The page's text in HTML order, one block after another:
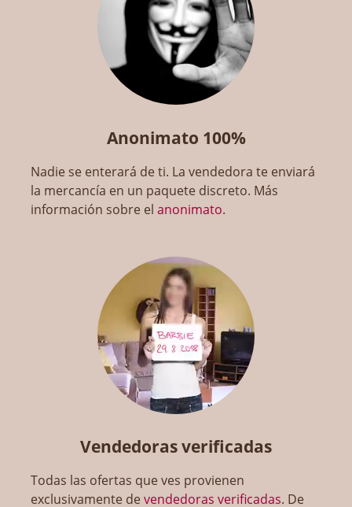
Anonimato 100%
Nadie se enterará de ti. La vendedora te enviará
la mercancía en un paquete discreto. Más
información sobre elanonimato.
Vendedoras verificadas
Todas las ofertas que ves provienen
exclusivamente devendedoras verificadas. De